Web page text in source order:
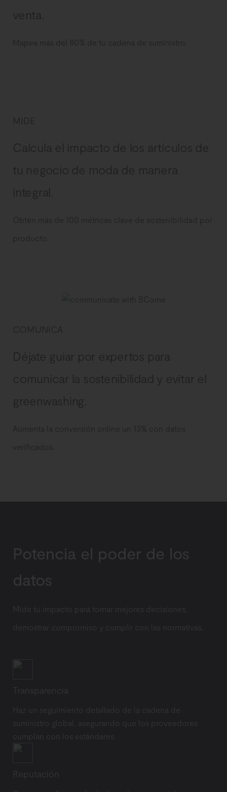
venta.
Mapea más del 80% de tu cadena de suministro.
MIDE
Calcula el impacto de los artículos de
tu negocio de moda de manera
integral.
Obtén más de 100 métricas clave de sostenibilidad por
producto.
COMUNICA
Déjate guiar por expertos para
comunicar la sostenibilidad y evitar el
greenwashing.
Aumenta la conversión online un 13% con datos
verificados.
Potencia el poder de los
datos
Mide tu impacto para tomar mejores decisiones,
demostrar compromiso y cumplir con las normativas.
Transparencia
Haz un seguimiento detallado de la cadena de
suministro global, asegurando que los proveedores
cumplan con los estándares.
Reputación